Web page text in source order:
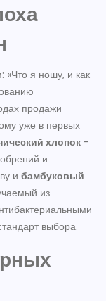
«Что я ношу, и как
продажи
уже в первых
хлопок -
и
и бамбуковый
из
выбора.